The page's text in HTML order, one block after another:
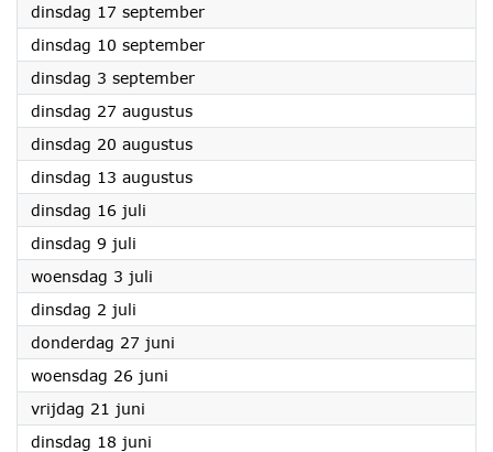
dinsdag 17 september2024
dinsdag 10 september2024
dinsdag 3 september2024
dinsdag 27 augustus2024
dinsdag 20 augustus2024
dinsdag 13 augustus2024
dinsdag 16 juli
dinsdag 9 juli
woensdag 3 juli
dinsdag 2 juli
donderdag 27 juni
woensdag 26 juni
vrijdag 21 juni
dinsdag 18 juni